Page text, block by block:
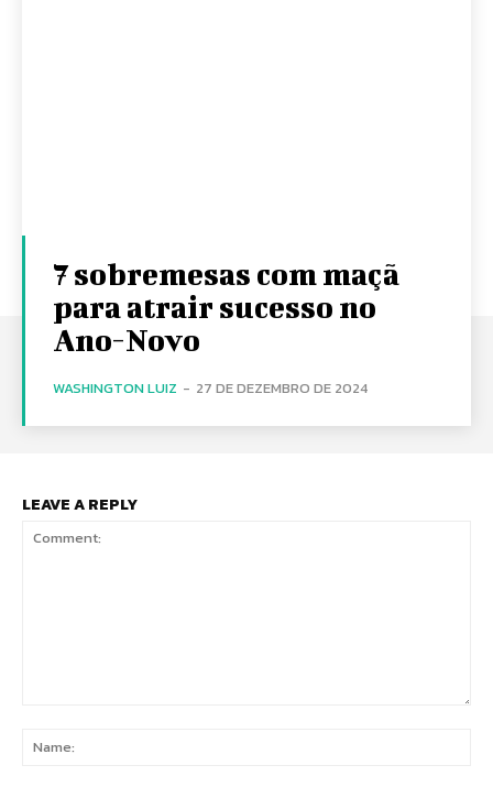
7 sobremesas com maçã
para atrair sucesso no
Ano-Novo
WASHINGTON LUIZ - 27 DE DEZEMBRO DE 2024
LEAVE A REPLY